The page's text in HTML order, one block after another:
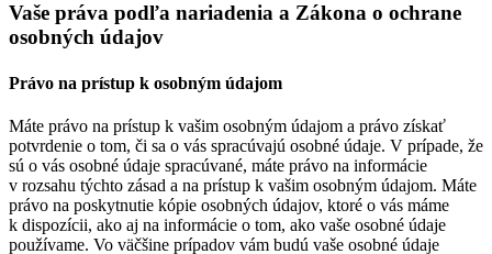
Vaše práva podľa nariadenia a Zákona o ochrane
osobných údajov
Právo na prístup k osobným údajom
Máte právo na prístup k vašim osobným údajom a právo získať
potvrdenie o tom, či sa o vás spracúvajú osobné údaje. V prípade, že
sú o vás osobné údaje spracúvané, máte právo na informácie
v rozsahu týchto zásad a na prístup k vašim osobným údajom. Máte
právo na poskytnutie kópie osobných údajov, ktoré o vás máme
k dispozícii, ako aj na informácie o tom, ako vaše osobné údaje
používame. Vo väčšine prípadov vám budú vaše osobné údaje